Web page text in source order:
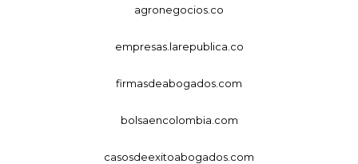
agronegocios.co
empresas.larepublica.co
firmasdeabogados.com
bolsaencolombia.com
casosdeexitoabogados.com